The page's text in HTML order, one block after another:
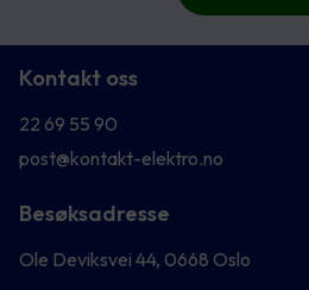
Kontakt oss
22 69 55 90
post@kontakt-elektro.no
Besøksadresse
Ole Deviksvei 44, 0668 Oslo